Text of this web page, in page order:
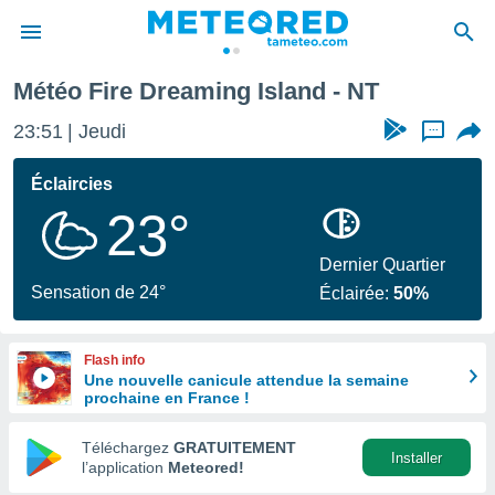
de
en
Météo Fire Dreaming Island - NT
23:51 Jeudi ...
Éclaircies
23°
Sensation de 24°
Dernier Quartier
Éclairée:50%
Flash info
Une nouvelle canicule attendue la semaine
prochaine en France !
Téléchargez GRATUITEMENT
l’application Meteored!
Installer